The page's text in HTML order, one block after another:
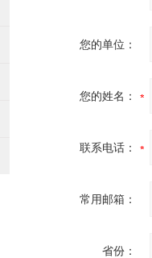
您的单位：
您的姓名：
联系电话：
常用邮箱：
省份：